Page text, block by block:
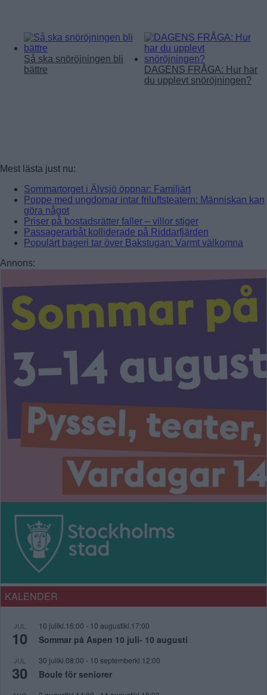
Så ska snöröjningen bli
bättre
DAGENS FRÅGA: Hur har
du upplevt snöröjningen?
Mest lästa just nu:
Sommartorget i Älvsjö öppnar: Familjärt
Poppe med ungdomar intar friluftsteatern: Människan kan
göra något
Priser på bostadsrätter faller – villor stiger
Passagerarbåt kolliderade på Riddarfjärden
Populärt bageri tar över Bakstugan: Varmt välkomna
Annons:
KALENDER
JUL
10
10 julikl.16:00 - 10 augustikl.17:00
Sommar på Aspen 10 juli- 10 augusti
JUL
30
30 julikl.08:00 - 10 septemberkl.12:00
Boule för seniorer